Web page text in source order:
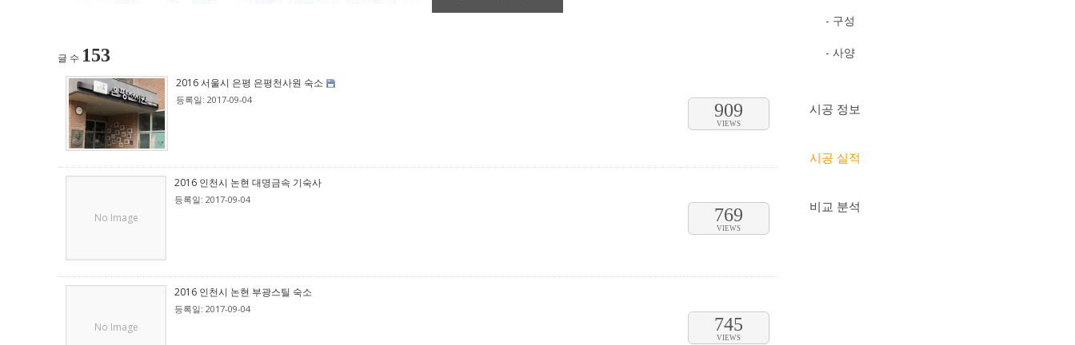
- 구성
- 사양
시공 정보
시공 실적
비교 분석
글 수 153
2016 서울시 은평 은평천사원 숙소
등록일: 2017-09-04
909
VIEWS
No Image
2016 인천시 논현 대명금속 기숙사
등록일: 2017-09-04
769
VIEWS
No Image
2016 인천시 논현 부광스틸 숙소
등록일: 2017-09-04
745
VIEWS